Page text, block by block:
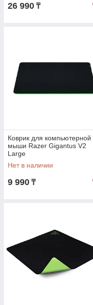
26 990 ₸
Коврик для компьютерной
мыши Razer Gigantus V2
Large
Нет в наличии
9 990 ₸